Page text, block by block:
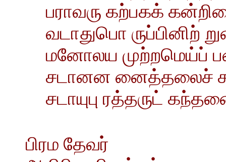
பராவரு கற்பகக்
வடாதுபொ ருப்பினிற்
மனோலய முற்றமெய்ப்
சடானன னைத்தலைச்
சடாயுபு ரத்தருட்
பிரம தேவர்